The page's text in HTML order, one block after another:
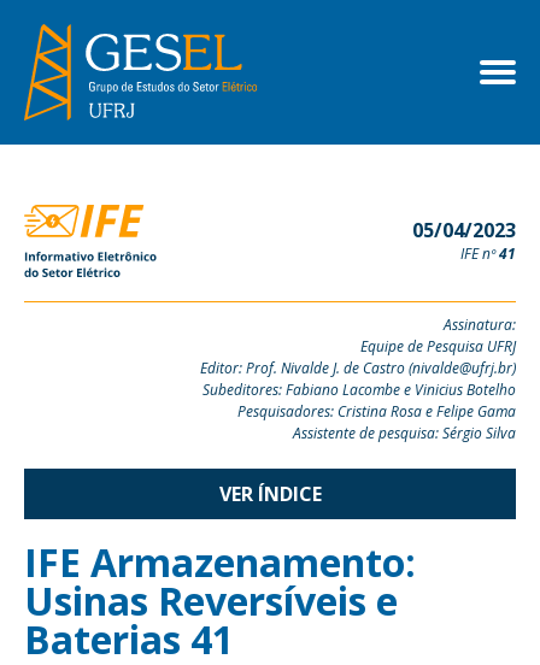
05/04/2023
IFE nº41
Assinatura:
Equipe de Pesquisa UFRJ
Editor: Prof. Nivalde J. de Castro (nivalde@ufrj.br)
Subeditores: Fabiano Lacombe e Vinicius Botelho
Pesquisadores: Cristina Rosa e Felipe Gama
Assistente de pesquisa: Sérgio Silva
VER ÍNDICE
IFE Armazenamento:
Usinas Reversíveis e
Baterias 41